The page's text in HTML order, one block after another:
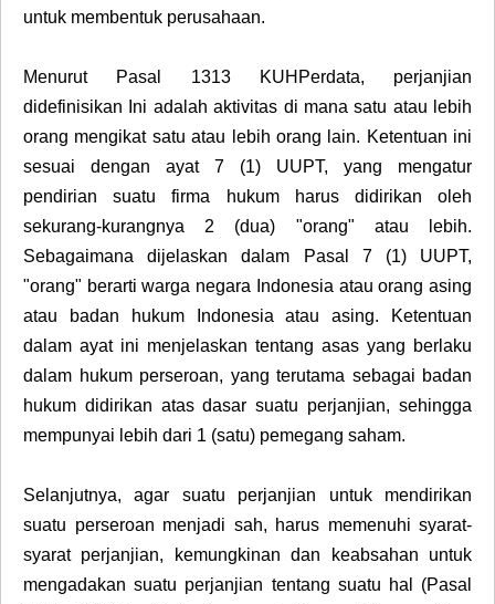
untuk membentuk perusahaan.
Menurut Pasal 1313 KUHPerdata, perjanjian
didefinisikan Ini adalah aktivitas di mana satu atau lebih
orang mengikat satu atau lebih orang lain. Ketentuan ini
sesuai dengan ayat 7 (1) UUPT, yang mengatur
pendirian suatu firma hukum harus didirikan oleh
sekurang-kurangnya 2 (dua) "orang" atau lebih.
Sebagaimana dijelaskan dalam Pasal 7 (1) UUPT,
"orang" berarti warga negara Indonesia atau orang asing
atau badan hukum Indonesia atau asing. Ketentuan
dalam ayat ini menjelaskan tentang asas yang berlaku
dalam hukum perseroan, yang terutama sebagai badan
hukum didirikan atas dasar suatu perjanjian, sehingga
mempunyai lebih dari 1 (satu) pemegang saham.
Selanjutnya, agar suatu perjanjian untuk mendirikan
suatu perseroan menjadi sah, harus memenuhi syarat-
syarat perjanjian, kemungkinan dan keabsahan untuk
mengadakan suatu perjanjian tentang suatu hal (Pasal